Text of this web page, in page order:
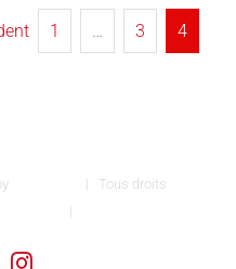
1 3 4
| Tous droits
|
Instagram